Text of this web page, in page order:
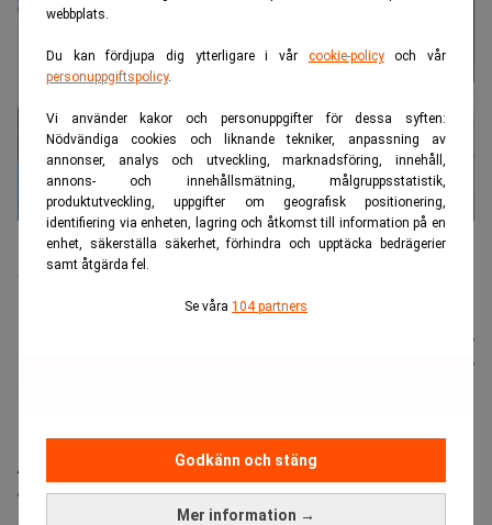
webbplats.
Du kan fördjupa dig ytterligare i vår cookie-policyoch vår
personuppgiftspolicy.
Vi använder kakor och personuppgifter för dessa syften:
Nödvändiga cookies och liknande tekniker, anpassning av
annonser, analys och utveckling, marknadsföring, innehåll,
annons- och innehållsmätning, målgruppsstatistik,
produktutveckling, uppgifter om geografisk positionering,
identifiering via enheten, lagring och åtkomst till information på en
enhet, säkerställa säkerhet, förhindra och upptäcka bedrägerier
samt åtgärda fel.
Se våra 104 partners
Mer information →
Godkänn och stäng
Nya Air Force One, som Trump har fått i gåva från Qatar, ska ha
renoverats för omkring 3,8 miljarder kronor. Gåvan har väckt etiska
och säkerhetsmässiga farhågor. Foto: Julia Demaree
11 juli 2026
11 juli 2026
När president Trump åkte hem från Natomötet i
Ankara i veckan reste han med ett äldre Air Force
One-plan, inte det skänkta flygplan från Qatar som